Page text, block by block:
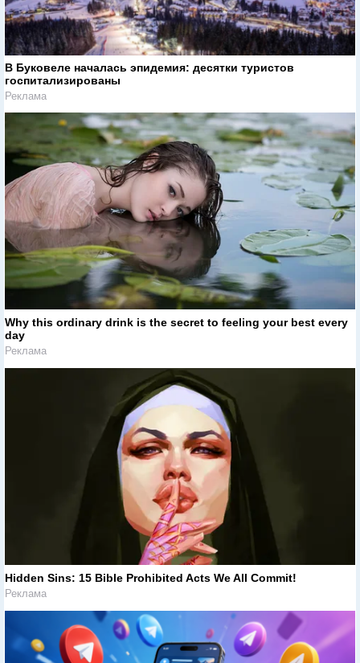
В Буковеле началась эпидемия: десятки туристов
госпитализированы
Реклама
Why this ordinary drink is the secret to feeling your best every
day
Реклама
Hidden Sins: 15 Bible Prohibited Acts We All Commit!
Реклама